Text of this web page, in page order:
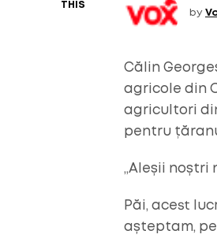
THIS
by
Călin
agricole din
agricultori
pentru
„Aleșii noștri
Păi, acest
așteptam,